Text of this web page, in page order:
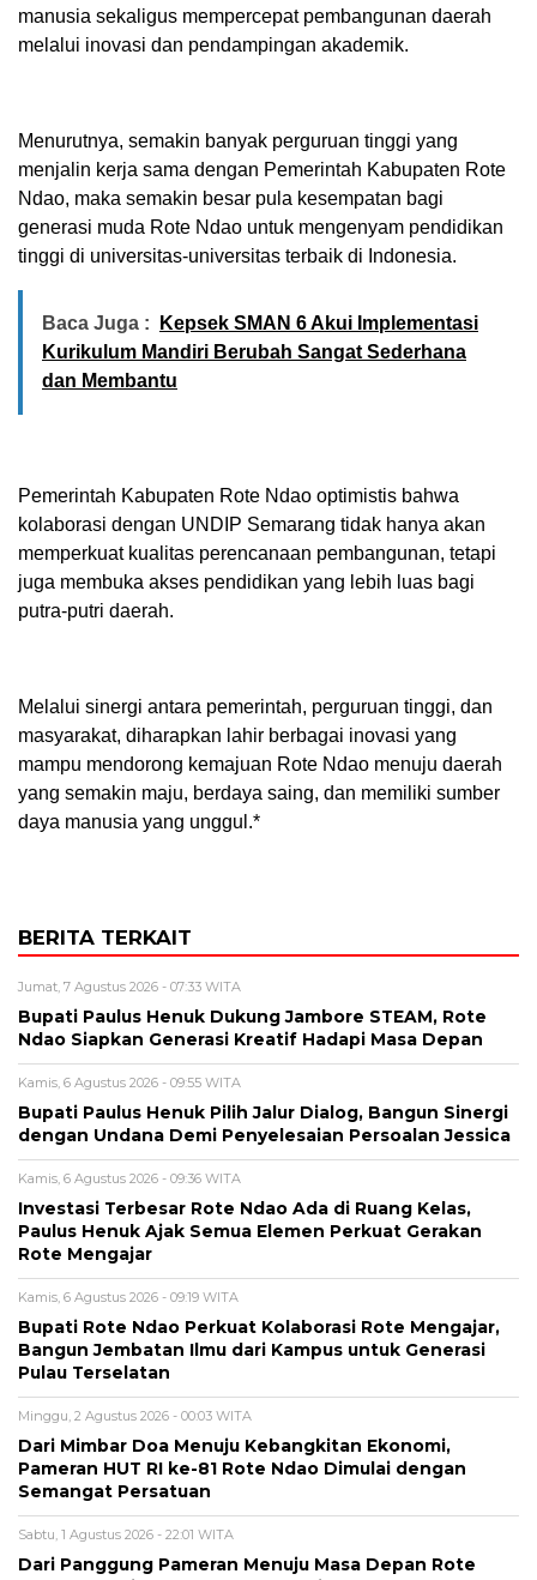
manusia sekaligus mempercepat pembangunan daerah
melalui inovasi dan pendampingan akademik.
Menurutnya, semakin banyak perguruan tinggi yang
menjalin kerja sama dengan Pemerintah Kabupaten Rote
Ndao, maka semakin besar pula kesempatan bagi
generasi muda Rote Ndao untuk mengenyam pendidikan
tinggi di universitas-universitas terbaik di Indonesia.
Baca Juga :
Kepsek SMAN 6 Akui Implementasi
Kurikulum Mandiri Berubah Sangat Sederhana
dan Membantu
Pemerintah Kabupaten Rote Ndao optimistis bahwa
kolaborasi dengan UNDIP Semarang tidak hanya akan
memperkuat kualitas perencanaan pembangunan, tetapi
juga membuka akses pendidikan yang lebih luas bagi
putra-putri daerah.
Melalui sinergi antara pemerintah, perguruan tinggi, dan
masyarakat, diharapkan lahir berbagai inovasi yang
mampu mendorong kemajuan Rote Ndao menuju daerah
yang semakin maju, berdaya saing, dan memiliki sumber
daya manusia yang unggul.*
BERITA TERKAIT
Jumat, 7 Agustus 2026 - 07:33 WITA
Bupati Paulus Henuk Dukung Jambore STEAM, Rote
Ndao Siapkan Generasi Kreatif Hadapi Masa Depan
Kamis, 6 Agustus 2026 - 09:55 WITA
Bupati Paulus Henuk Pilih Jalur Dialog, Bangun Sinergi
dengan Undana Demi Penyelesaian Persoalan Jessica
Kamis, 6 Agustus 2026 - 09:36 WITA
Investasi Terbesar Rote Ndao Ada di Ruang Kelas,
Paulus Henuk Ajak Semua Elemen Perkuat Gerakan
Rote Mengajar
Kamis, 6 Agustus 2026 - 09:19 WITA
Bupati Rote Ndao Perkuat Kolaborasi Rote Mengajar,
Bangun Jembatan Ilmu dari Kampus untuk Generasi
Pulau Terselatan
Minggu, 2 Agustus 2026 - 00:03 WITA
Dari Mimbar Doa Menuju Kebangkitan Ekonomi,
Pameran HUT RI ke-81 Rote Ndao Dimulai dengan
Semangat Persatuan
Sabtu, 1 Agustus 2026 - 22:01 WITA
Dari Panggung Pameran Menuju Masa Depan Rote